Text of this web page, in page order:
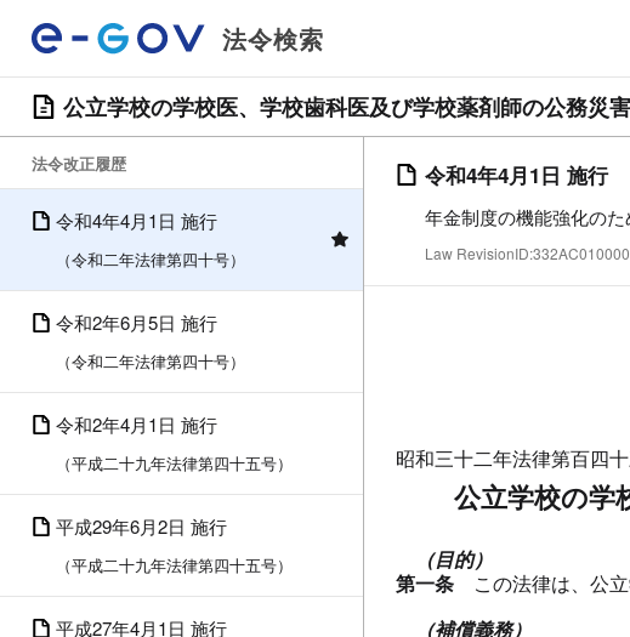
法令検索
公立学校の学校医、学校歯科医及び学校薬剤師の公務災
法令改正履歴
令和4年4月1日 施行
（令和二年法律第四十号）
令和2年6月5日 施行
（令和二年法律第四十号）
令和2年4月1日 施行
（平成二十九年法律第四十五号）
平成29年6月2日 施行
（平成二十九年法律第四十五号）
平成27年4月1日 施行
令和4年4月1日 施行
年金制度の機能強化の
Law
昭和三十二年法律第百四
公立学校の学
（目的）
第一条 この法律は、公
（補償義務）